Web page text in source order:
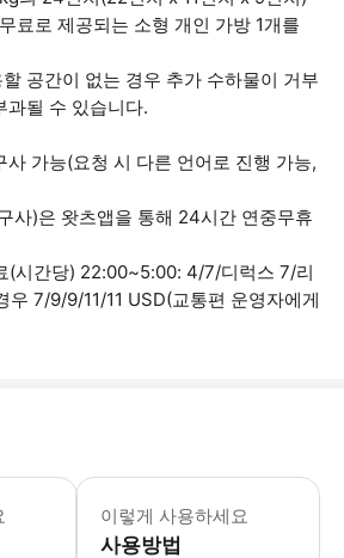
료로 제공되는 소형 개인 가방 1개를
공간이 없는 경우 추가 수하물이 거부
과될 수 있습니다.
사 가능(요청 시 다른 언어로 진행 가능,
사)은 왓츠앱을 통해 24시간 연중무휴
(시간당) 22:00~5:00: 4/7/디럭스 7/리
우 7/9/9/11/11 USD(교통편 운영자에게
예약 후 24시간 이내에 픽업 서비스
이렇게 사용하세요
사용방법